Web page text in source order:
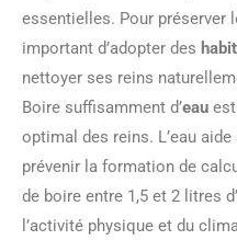
essentielles. Pour préserver
important d’adopter des
nettoyer ses reins
Boire suffisamment d’eau
optimal des reins. L’eau
prévenir la formation de
de boire entre 1,5 et 2 litres
l’activité physique et du